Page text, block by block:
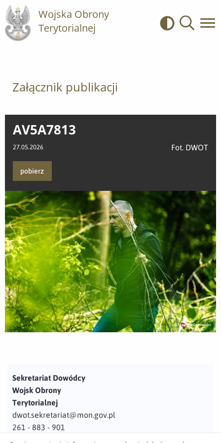
Wojska Obrony
Terytorialnej
Kontrast
Załącznik publikacji
AV5A7813
27.05.2026 Fot. DWOT
pobierz
Sekretariat Dowódcy
Wojsk Obrony
Terytorialnej
dwot.sekretariat@mon.gov.pl
261 - 883 - 901